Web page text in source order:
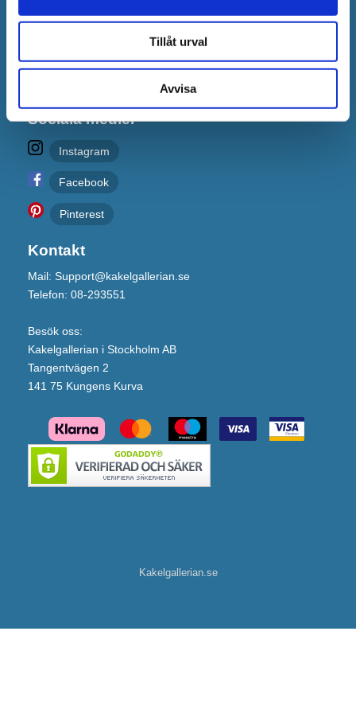
Tillåt urval
Avvisa
Om Klarna
Sociala medier
Instagram
Facebook
Pinterest
Kontakt
Mail: Support@kakelgallerian.se
Telefon: 08-293551
Besök oss:
Kakelgallerian i Stockholm AB
Tangentvägen 2
141 75 Kungens Kurva
Kakelgallerian.se